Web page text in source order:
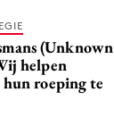
(Unknown
helpen
roeping te